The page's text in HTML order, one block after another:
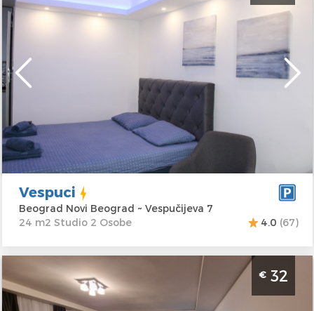
Beograd
Lokacija:
Novi Beograd
Adresa:
Cena
2
Kvadratura :
m2
Struktura :
Studio
Vespuci
Beograd Novi Beograd ~ Vespučijeva 7
24 m2 Studio 2 Osobe
4.0 (67)
Studio Apartman Winer A 1 Beograd Voždovac.
Studio apartman veličine 25m2, moderno
uređen i idealan za boravak do 2 osobe.
€32